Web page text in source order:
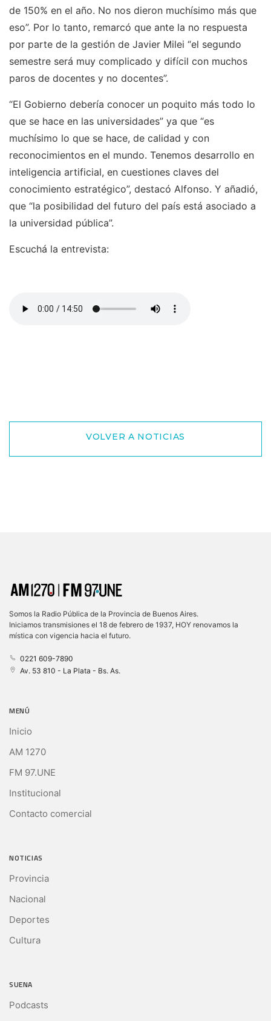
de 150% en el año. No nos dieron muchísimo más que
eso”. Por lo tanto, remarcó que ante la no respuesta
por parte de la gestión de Javier Milei “el segundo
semestre será muy complicado y difícil con muchos
paros de docentes y no docentes”.
“El Gobierno debería conocer un poquito más todo lo
que se hace en las universidades” ya que “es
muchísimo lo que se hace, de calidad y con
reconocimientos en el mundo. Tenemos desarrollo en
inteligencia artificial, en cuestiones claves del
conocimiento estratégico”, destacó Alfonso. Y añadió,
que “la posibilidad del futuro del país está asociado a
la universidad pública”.
Escuchá la entrevista:
VOLVER A NOTICIAS
Somos la Radio Pública de la Provincia de Buenos Aires.
Iniciamos transmisiones el 18 de febrero de 1937, HOY renovamos la
mística con vigencia hacia el futuro.
0221 609-7890
Av. 53 810 - La Plata - Bs. As.
MENÚ
Inicio
AM 1270
FM 97.UNE
Institucional
Contacto comercial
NOTICIAS
Provincia
Nacional
Deportes
Cultura
SUENA
Podcasts